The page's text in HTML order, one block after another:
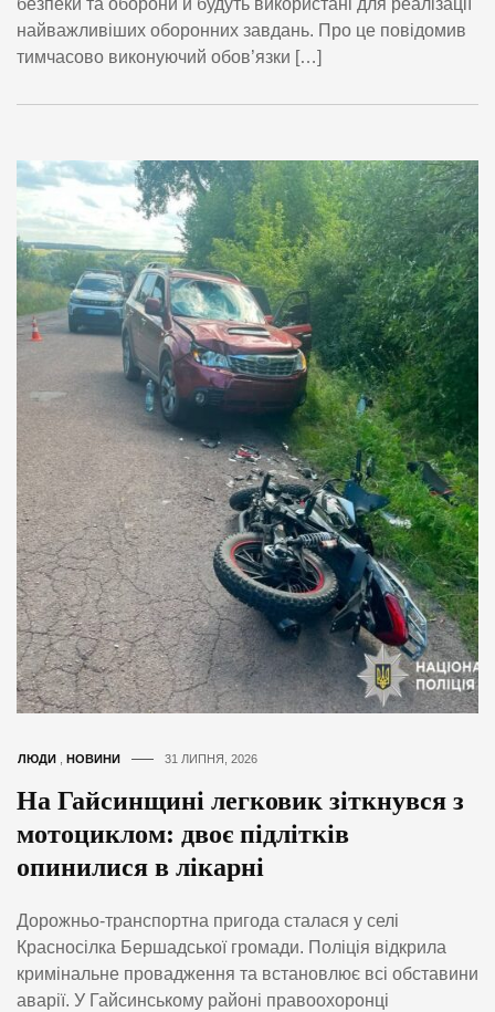
безпеки та оборони й будуть використані для реалізації
найважливіших оборонних завдань. Про це повідомив
тимчасово виконуючий обов’язки […]
ЛЮДИ НОВИНИ 31 ЛИПНЯ, 2026
На Гайсинщині легковик зіткнувся з
мотоциклом: двоє підлітків
опинилися в лікарні
Дорожньо-транспортна пригода сталася у селі
Красносілка Бершадської громади. Поліція відкрила
кримінальне провадження та встановлює всі обставини
аварії. У Гайсинському районі правоохоронці